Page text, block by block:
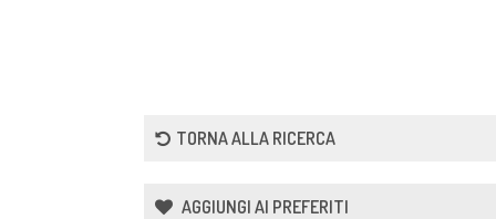
TORNA ALLA RICERCA
AGGIUNGI AI PREFERITI